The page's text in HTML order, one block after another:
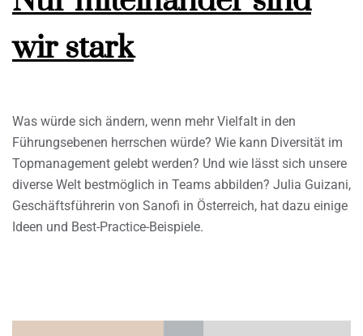
wir stark
Was würde sich ändern, wenn mehr Vielfalt in den
Führungsebenen herrschen würde? Wie kann Diversität im
Topmanagement gelebt werden? Und wie lässt sich unsere
diverse Welt bestmöglich in Teams abbilden? Julia Guizani,
Geschäftsführerin von Sanofi in Österreich, hat dazu einige
Ideen und Best-Practice-Beispiele.